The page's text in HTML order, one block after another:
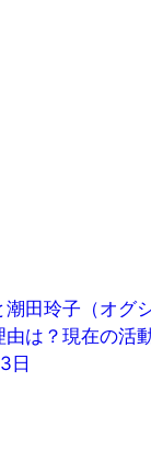
潮田玲子（オグ
由は？現在の活
日